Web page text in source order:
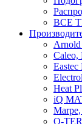
ВСЕ
Heat
iQ
Q-